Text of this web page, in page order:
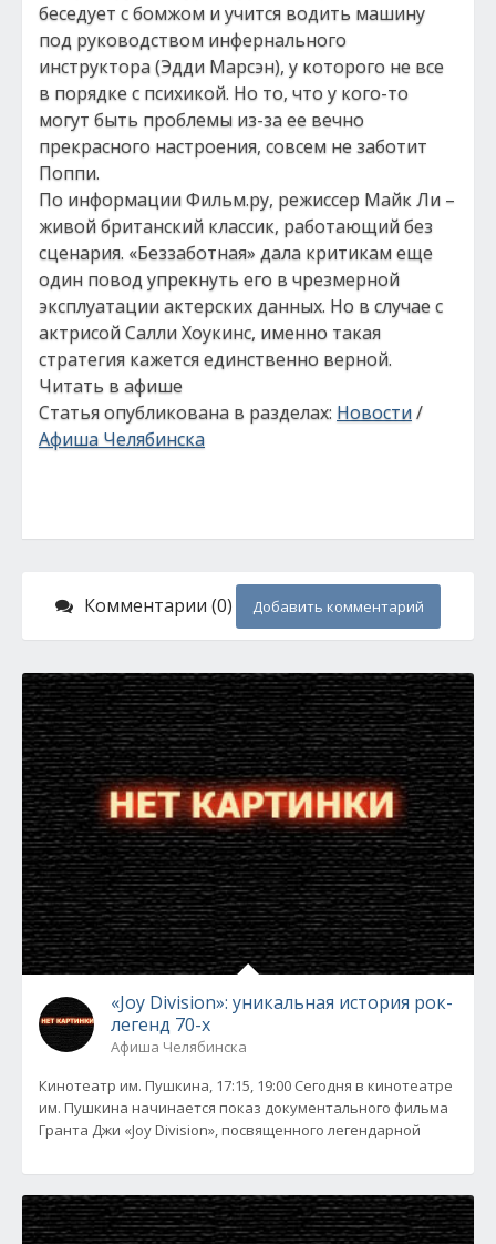
беседует с бомжом и учится водить машину
под руководством инфернального
инструктора (Эдди Марсэн), у которого не все
в порядке с психикой. Но то, что у кого-то
могут быть проблемы из-за ее вечно
прекрасного настроения, совсем не заботит
Поппи.
По информации Фильм.ру, режиссер Майк Ли –
живой британский классик, работающий без
сценария. «Беззаботная» дала критикам еще
один повод упрекнуть его в чрезмерной
эксплуатации актерских данных. Но в случае с
актрисой Салли Хоукинс, именно такая
стратегия кажется единственно верной.
Читать в афише
Статья опубликована в разделах: Новости/
Афиша Челябинска
Комментарии (0) Добавить комментарий
«Joy Division»: уникальная история рок-
легенд 70-х
Афиша Челябинска
Кинотеатр им. Пушкина, 17:15, 19:00 Сегодня в кинотеатре
им. Пушкина начинается показ документального фильма
Гранта Джи «Joy Division», посвященного легендарной